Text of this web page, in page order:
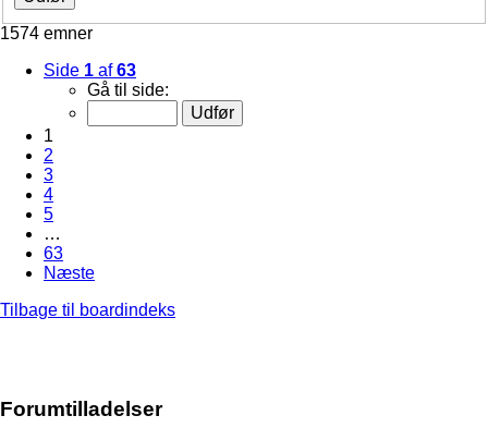
1574 emner
Side 1 af63
Gå til side:
1
2
3
4
5
…
63
Næste
Tilbage til boardindeks
Forumtilladelser